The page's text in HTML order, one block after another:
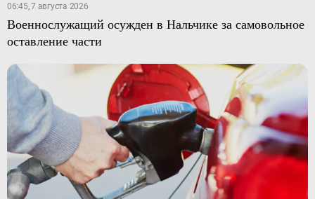
06:45, 7 августа 2026
Военнослужащий осужден в Нальчике за самовольное
оставление части